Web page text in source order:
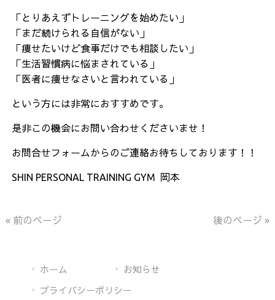
「とりあえずトレーニングを始めたい」
「まだ続けられる自信がない」
「痩せたいけど食事だけでも相談したい」
「生活習慣病に悩まされている 」
「医者に痩せなさいと言われている」
という方には非常におすすめです。
是非この機会にお問い合わせくださいませ！
お問合せフォームからのご連絡お待ちしております！！
SHIN PERSONAL TRAINING GYM 岡本
« 前のページ 後のページ »
ホーム
お知らせ
プライバシーポリシー